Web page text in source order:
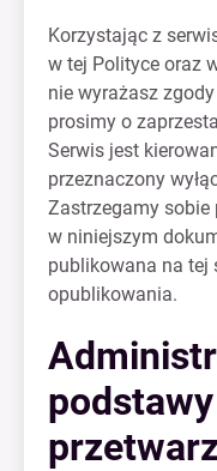
Korzystając z
w tej Polityce oraz
nie wyrażasz
prosimy o
Serwis jest
przeznaczony
Zastrzegamy
w niniejszym
publikowana na tej
opublikowania.